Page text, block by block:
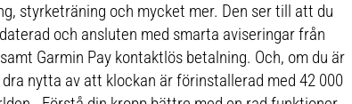
styrketräning och mycket mer. Den ser till att du
och ansluten med smarta aviseringar från
Garmin Pay kontaktlös betalning. Och, om du är
nytta av att klockan är förinstallerad med 42 000